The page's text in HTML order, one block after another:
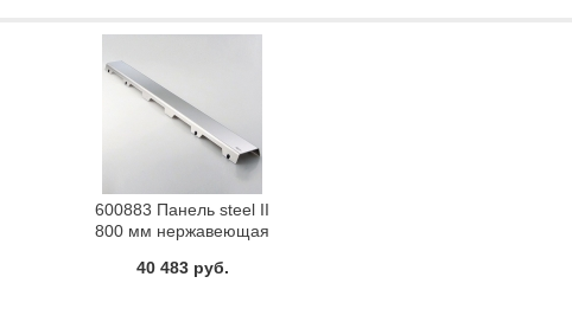
600883 Панель steel II
800 мм нержавеющая
40 483 руб.